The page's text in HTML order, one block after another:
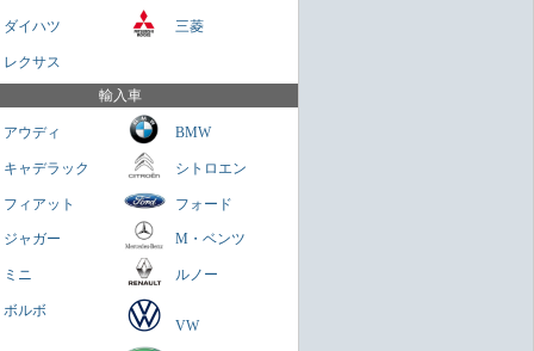
ダイハツ 三菱
レクサス
輸入車
アウディ BMW
キャデラック シトロエン
フィアット フォード
ジャガー M・ベンツ
ミニ ルノー
ボルボ
VW
さくらもち
を乗せられる男のロマン
クトスペシャリティーSUV
陸の巡洋艦